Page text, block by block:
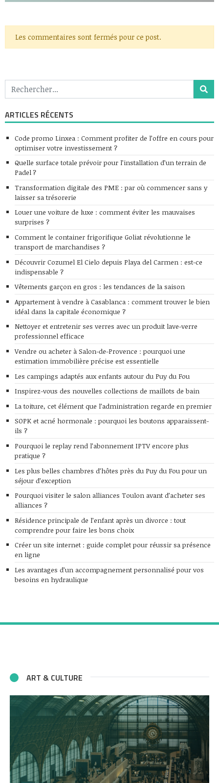
Les commentaires sont fermés pour ce post.
ARTICLES RÉCENTS
Code promo Linxea : Comment profiter de l’offre en cours pour
optimiser votre investissement ?
Quelle surface totale prévoir pour l’installation d’un terrain de
Padel ?
Transformation digitale des PME : par où commencer sans y
laisser sa trésorerie
Louer une voiture de luxe : comment éviter les mauvaises
surprises ?
Comment le container frigorifique Goliat révolutionne le
transport de marchandises ?
Découvrir Cozumel El Cielo depuis Playa del Carmen : est-ce
indispensable ?
Vêtements garçon en gros : les tendances de la saison
Appartement à vendre à Casablanca : comment trouver le bien
idéal dans la capitale économique ?
Nettoyer et entretenir ses verres avec un produit lave-verre
professionnel efficace
Vendre ou acheter à Salon-de-Provence : pourquoi une
estimation immobilière précise est essentielle
Les campings adaptés aux enfants autour du Puy du Fou
Inspirez-vous des nouvelles collections de maillots de bain
La toiture, cet élément que l’administration regarde en premier
SOPK et acné hormonale : pourquoi les boutons apparaissent-
ils ?
Pourquoi le replay rend l’abonnement IPTV encore plus
pratique ?
Les plus belles chambres d’hôtes près du Puy du Fou pour un
séjour d’exception
Pourquoi visiter le salon alliances Toulon avant d’acheter ses
alliances ?
Résidence principale de l’enfant après un divorce : tout
comprendre pour faire les bons choix
Créer un site internet : guide complet pour réussir sa présence
en ligne
Les avantages d’un accompagnement personnalisé pour vos
besoins en hydraulique
ART & CULTURE